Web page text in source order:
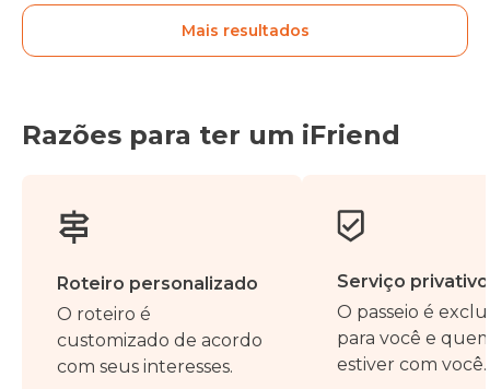
Mais resultados
Razões para ter um iFriend
Roteiro personalizado
O roteiro é
customizado de acordo
com seus interesses.
Serviço privativo
O passeio é
para você e
estiver com você.